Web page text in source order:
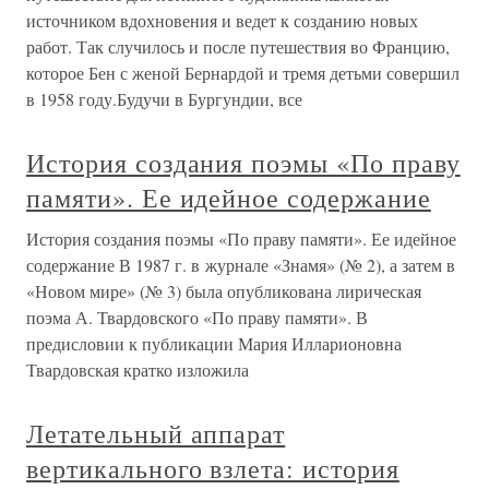
источником вдохновения и ведет к созданию новых
работ. Так случилось и после путешествия во Францию,
которое Бен с женой Бернардой и тремя детьми совершил
в 1958 году.Будучи в Бургундии, все
История создания поэмы «По праву
памяти». Ее идейное содержание
История создания поэмы «По праву памяти». Ее идейное
содержание В 1987 г. в журнале «Знамя» (№ 2), а затем в
«Новом мире» (№ 3) была опубликована лирическая
поэма А. Твардовского «По праву памяти». В
предисловии к публикации Мария Илларионовна
Твардовская кратко изложила
Летательный аппарат
вертикального взлета: история